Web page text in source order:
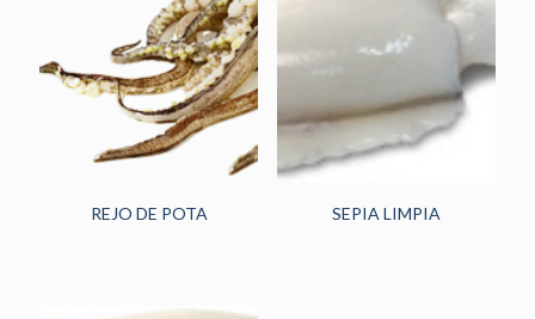
REJO DE POTA SEPIA LIMPIA